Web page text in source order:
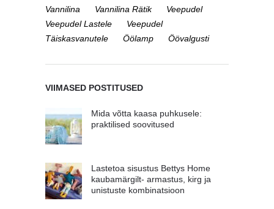
Vannilina
Vannilina Rätik
Veepudel
Veepudel Lastele
Veepudel
Täiskasvanutele
Öölamp Öövalgusti
VIIMASED POSTITUSED
Mida võtta kaasa puhkusele:
praktilised soovitused
Lastetoa sisustus Bettys Home
kaubamärgilt- armastus, kirg ja
unistuste kombinatsioon